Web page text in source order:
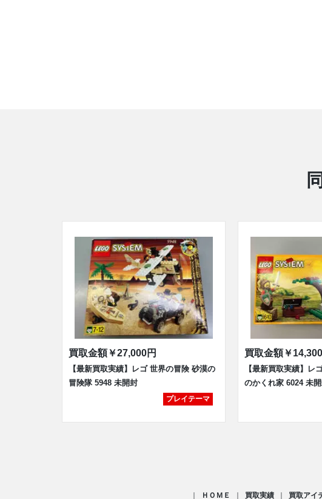
買取金額￥27,000円
【最新買取実績】レゴ 世界の冒険 砂漠の
冒険隊 5948 未開封
プレイテーマ
買取金額￥
【最新買取実績】レ
のかくれ家 6024 未
ＨＯＭＥ 買取実績 買取アイ